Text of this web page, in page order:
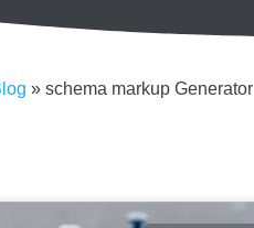
» schema markup Generator